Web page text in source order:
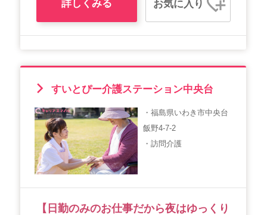
詳しくみる お気に入り
すいとぴー介護ステーション中央台
・福島県いわき市中央台
飯野4-7-2
・訪問介護
【日勤のみのお仕事だから夜はゆっくり